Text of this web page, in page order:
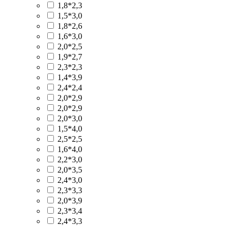
1,8*2,3
1,5*3,0
1,8*2,6
1,6*3,0
2,0*2,5
1,9*2,7
2,3*2,3
1,4*3,9
2,4*2,4
2,0*2,9
2,0*2,9
2,0*3,0
1,5*4,0
2,5*2,5
1,6*4,0
2,2*3,0
2,0*3,5
2,4*3,0
2,3*3,3
2,0*3,9
2,3*3,4
2,4*3,3